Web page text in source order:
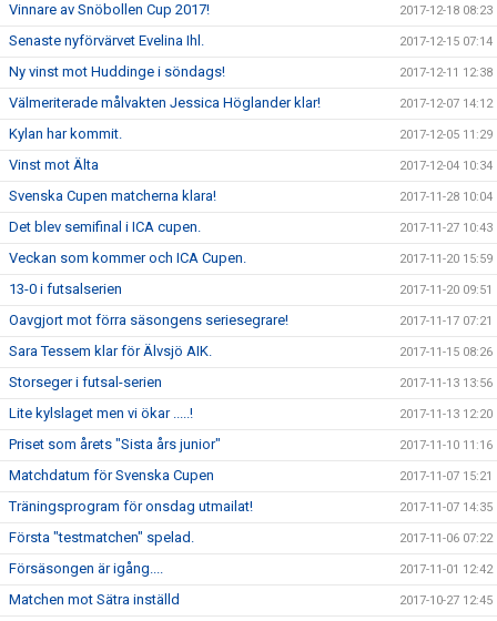
Vinnare av Snöbollen Cup 2017! 2017-12-18 08:23
Senaste nyförvärvet Evelina Ihl. 2017-12-15 07:14
Ny vinst mot Huddinge i söndags! 2017-12-11 12:38
Välmeriterade målvakten Jessica Höglander klar! 2017-12-07 14:12
Kylan har kommit. 2017-12-05 11:29
Vinst mot Älta 2017-12-04 10:34
Svenska Cupen matcherna klara! 2017-11-28 10:04
Det blev semifinal i ICA cupen. 2017-11-27 10:43
Veckan som kommer och ICA Cupen. 2017-11-20 15:59
13-0 i futsalserien 2017-11-20 09:51
Oavgjort mot förra säsongens seriesegrare! 2017-11-17 07:21
Sara Tessem klar för Älvsjö AIK. 2017-11-15 08:26
Storseger i futsal-serien 2017-11-13 13:56
Lite kylslaget men vi ökar .....! 2017-11-13 12:20
Priset som årets "Sista års junior" 2017-11-10 11:16
Matchdatum för Svenska Cupen 2017-11-07 15:21
Träningsprogram för onsdag utmailat! 2017-11-07 14:35
Första "testmatchen" spelad. 2017-11-06 07:22
Försäsongen är igång.... 2017-11-01 12:42
Matchen mot Sätra inställd 2017-10-27 12:45